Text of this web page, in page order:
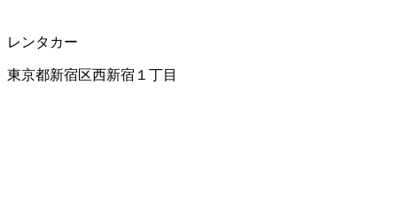
レンタカー
東京都新宿区西新宿１丁目